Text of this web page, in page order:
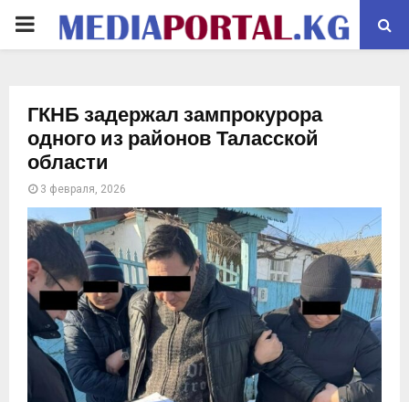
PRIMARY
ГКНБ задержал зампрокурора
одного из районов Таласской
области
3 февраля, 2026